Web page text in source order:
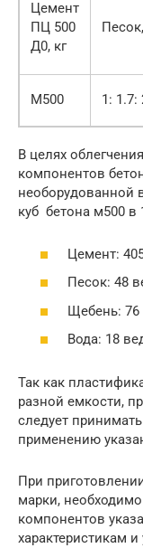
Цемент
ПЦ 500
Д0, кг
М500 1: 1.7:
В целях
компонентов
необорудованной
куб бетона м500 в
Цемент:
Песок: 48
Щебень: 76
Вода: 18
Так как
разной емкости,
следует
применению
При
марки,
компонентов
характеристикам